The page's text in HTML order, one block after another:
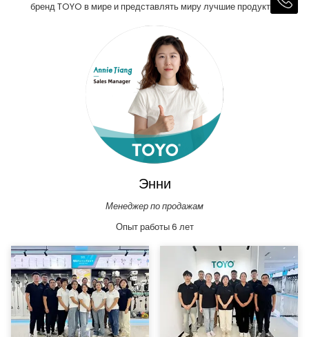
бренд TOYO в мире и представлять миру лучшие продукты.
Энни
Менеджер по продажам
Опыт работы 6 лет